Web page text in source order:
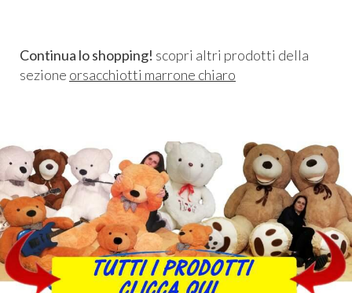
Continua lo shopping! scopri altri prodotti della
sezione orsacchiotti marrone chiaro